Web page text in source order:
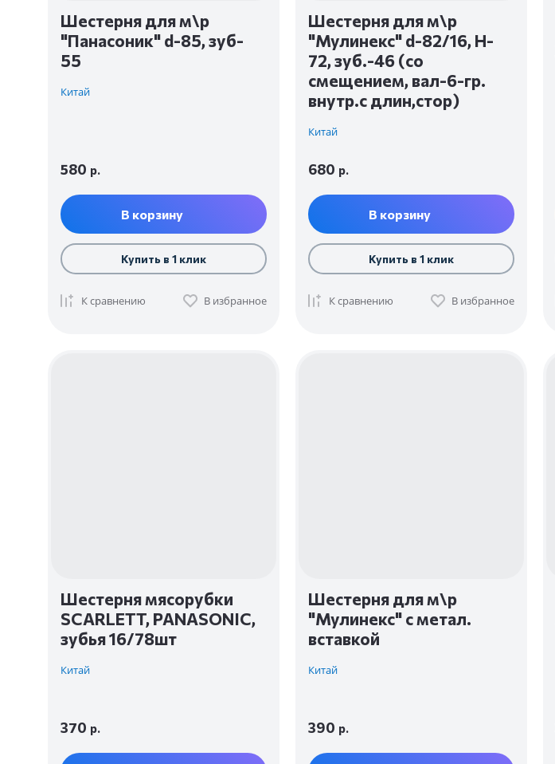
Шестерня для м\р
"Панасоник" d-85, зуб-
55
Китай
580 р.
В корзину
Купить в 1 клик
К сравнению В избранное
Шестерня для м\р
"Мулинекс" d-82/16, Н-
72, зуб.-46 (со
смещением, вал-6-гр.
внутр.с длин,стор)
Китай
680 р.
В корзину
Купить в 1 клик
К сравнению В избранное
Шестерня мясорубки
SCARLETT, PANASONIC,
зубья 16/78шт
Китай
370 р.
Шестерня для м\р
"Мулинекс" с метал.
вставкой
Китай
390 р.